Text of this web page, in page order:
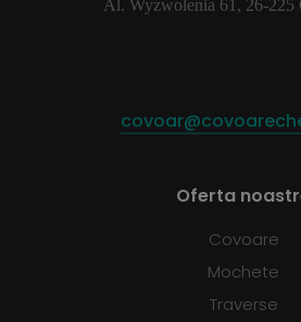
Al. Wyzwolenia 61, 26-225
Oferta
Covoare
Mochete
Traverse